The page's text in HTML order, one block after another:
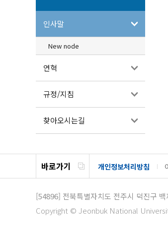
인사말
New node
연혁
규정/지침
찾아오시는길
바로가기 개인정보처리방침
[54896] 전북특별자치도 전주시 덕진구
Copyright © Jeonbuk National